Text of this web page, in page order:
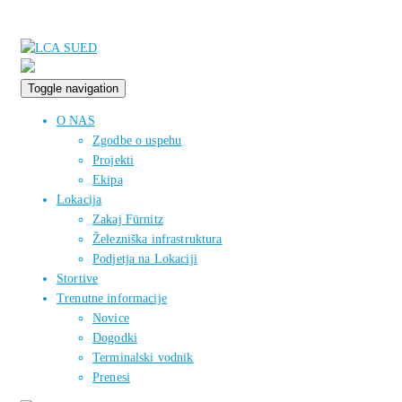
Toggle navigation
O NAS
Zgodbe o uspehu
Projekti
Ekipa
Lokacija
Zakaj Fürnitz
Železniška infrastruktura
Podjetja na Lokaciji
Stortive
Trenutne informacije
Novice
Dogodki
Terminalski vodnik
Prenesi